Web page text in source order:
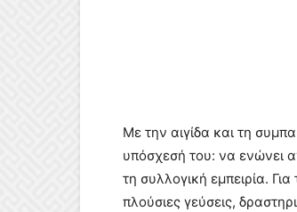
Με την αιγίδα και τη
υπόσχεσή του: να ενώνει
τη συλλογική εμπειρία. Για
πλούσιες γεύσεις,